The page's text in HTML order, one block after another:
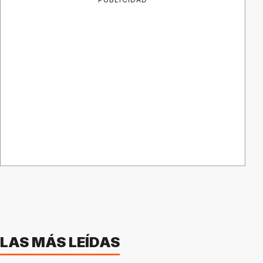
LAS MÁS LEÍDAS